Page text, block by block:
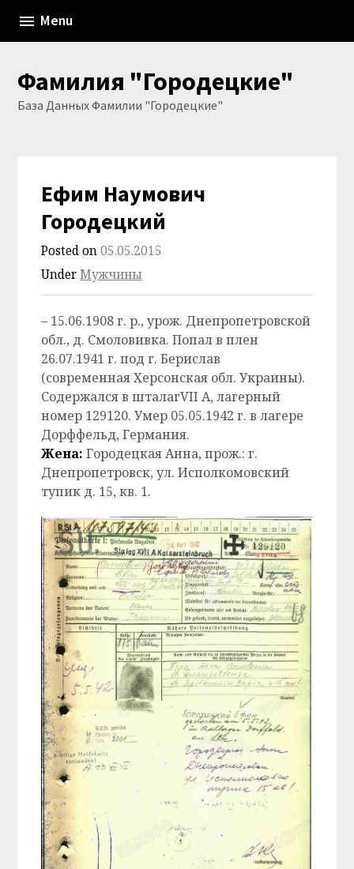
content
Menu
Фамилия "Городецкие"
База Данных Фамилии "Городецкие"
Ефим Наумович
Городецкий
Posted on05.05.2015
UnderМужчины
– 15.06.1908 г. р., урож. Днепропетровской
обл., д. Смоловивка. Попал в плен
26.07.1941 г. под г. Берислав
(современная Херсонская обл. Украины).
Содержался в шталагVII A, лагерный
номер 129120. Умер 05.05.1942 г. в лагере
Дорффельд, Германия.
Жена: Городецкая Анна, прож.: г.
Днепропетровск, ул. Исполкомовский
тупик д. 15, кв. 1.